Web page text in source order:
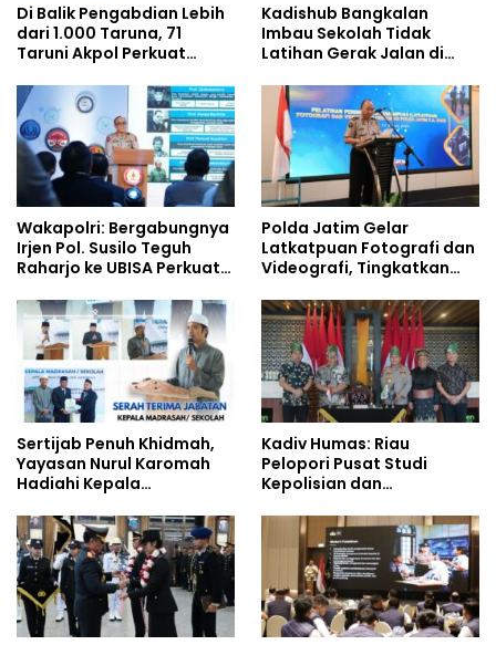
Di Balik Pengabdian Lebih
dari 1.000 Taruna, 71
Taruni Akpol Perkuat
Siswa Sekolah Rakyat
Kadishub Bangkalan
Imbau Sekolah Tidak
Latihan Gerak Jalan di
Wakapolri: Bergabungnya
Irjen Pol. Susilo Teguh
Raharjo ke UBISA Perkuat
Studi Kepolisian
Polda Jatim Gelar
Latkatpuan Fotografi dan
Videografi, Tingkatkan
Era Digital
Sertijab Penuh Khidmah,
Yayasan Nurul Karomah
Hadiahi Kepala
Umrah
Kadiv Humas: Riau
Pelopori Pusat Studi
Kepolisian dan
Policing Masuki Babak